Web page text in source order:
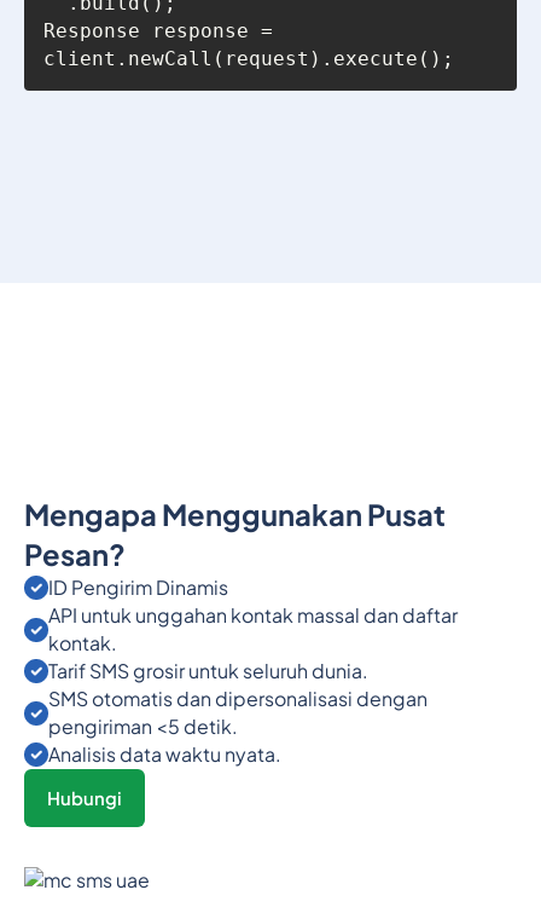
Response response =
client.newCall(request).execute();
Mengapa Menggunakan Pusat
Pesan?
ID Pengirim Dinamis
API untuk unggahan kontak massal dan daftar
kontak.
Tarif SMS grosir untuk seluruh dunia.
SMS otomatis dan dipersonalisasi dengan
pengiriman <5 detik.
Analisis data waktu nyata.
Hubungi